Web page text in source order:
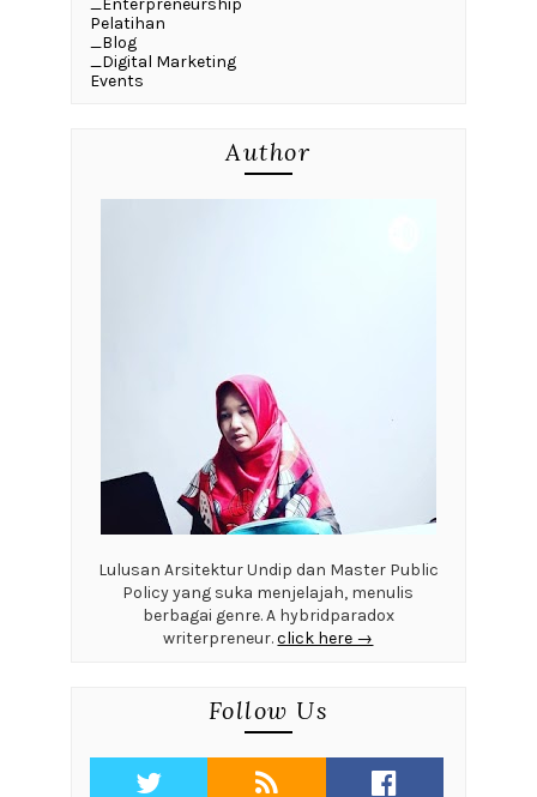
_Enterpreneurship
Pelatihan
_Blog
_Digital Marketing
Events
Author
Lulusan Arsitektur Undip dan Master Public
Policy yang suka menjelajah, menulis
berbagai genre. A hybridparadox
writerpreneur.click here →
Follow Us